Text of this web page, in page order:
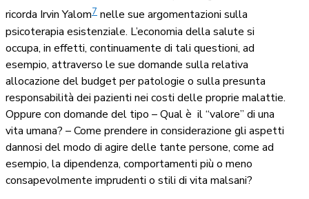
ricorda Irvin Yalom7 nelle sue argomentazioni sulla
psicoterapia esistenziale. L’economia della salute si
occupa, in effetti, continuamente di tali questioni, ad
esempio, attraverso le sue domande sulla relativa
allocazione del budget per patologie o sulla presunta
responsabilità dei pazienti nei costi delle proprie malattie.
Oppure con domande del tipo – Qual è il “valore” di una
vita umana? – Come prendere in considerazione gli aspetti
dannosi del modo di agire delle tante persone, come ad
esempio, la dipendenza, comportamenti più o meno
consapevolmente imprudenti o stili di vita malsani?